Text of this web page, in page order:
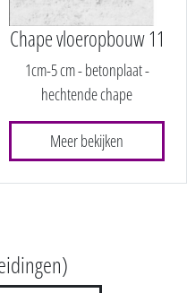
Chape vloeropbouw 11
1cm-5 cm - betonplaat -
hechtende chape
Meer bekijken